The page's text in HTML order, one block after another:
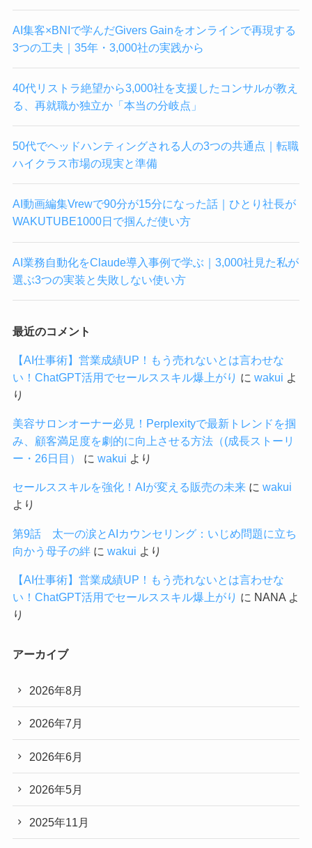
AI集客×BNIで学んだGivers Gainをオンラインで再現する
3つの工夫｜35年・3,000社の実践から
40代リストラ絶望から3,000社を支援したコンサルが教え
る、再就職か独立か「本当の分岐点」
50代でヘッドハンティングされる人の3つの共通点｜転職
ハイクラス市場の現実と準備
AI動画編集Vrewで90分が15分になった話｜ひとり社長が
WAKUTUBE1000日で掴んだ使い方
AI業務自動化をClaude導入事例で学ぶ｜3,000社見た私が
選ぶ3つの実装と失敗しない使い方
最近のコメント
【AI仕事術】営業成績UP！もう売れないとは言わせな
い！ChatGPT活用でセールススキル爆上がり に wakui よ
り
美容サロンオーナー必見！Perplexityで最新トレンドを掴
み、顧客満足度を劇的に向上させる方法（(成長ストーリ
ー・26日目）
に wakui より
セールススキルを強化！AIが変える販売の未来に wakui
より
第9話 太一の涙とAIカウンセリング：いじめ問題に立ち
向かう母子の絆に wakui より
【AI仕事術】営業成績UP！もう売れないとは言わせな
い！ChatGPT活用でセールススキル爆上がり に NANAよ
り
アーカイブ
2026年8月
2026年7月
2026年6月
2026年5月
2025年11月